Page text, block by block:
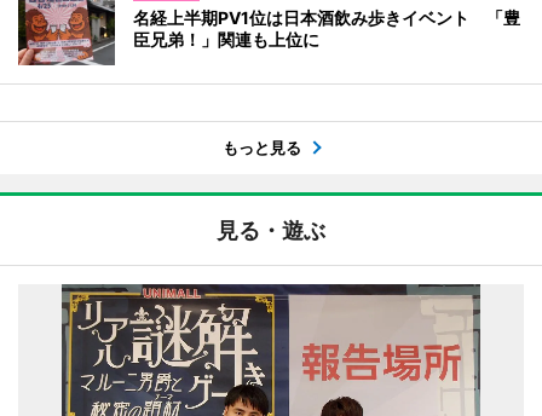
名経上半期PV1位は日本酒飲み歩きイベント 「豊
臣兄弟！」関連も上位に
もっと見る
見る・遊ぶ